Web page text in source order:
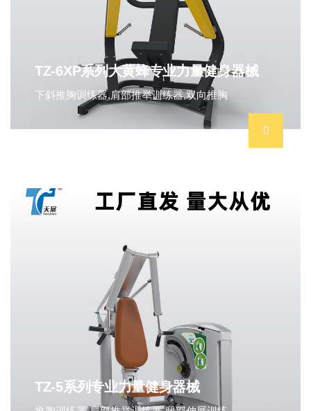
TZ-6XP系列大黄蜂专业力量健身器械
下斜推胸训练器,肩部推举训练器,双向推胸
TZ-5系列专业力量健身器械